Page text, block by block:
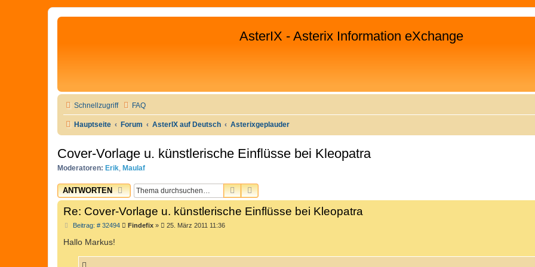
AsterIX - Asterix Information eXchange
Schnellzugriff FAQ
Hauptseite Forum AsterIX auf Deutsch Asterixgeplauder
Cover-Vorlage u. künstlerische Einflüsse bei Kleopatra
Moderatoren: Erik, Maulaf
ANTWORTEN SUCHEERWEITERTE SUCHE
Re: Cover-Vorlage u. künstlerische Einflüsse bei Kleopatra
Beitrag: # 32494B
r
Findefix» 25. März 2011 11:36
Hallo Markus!